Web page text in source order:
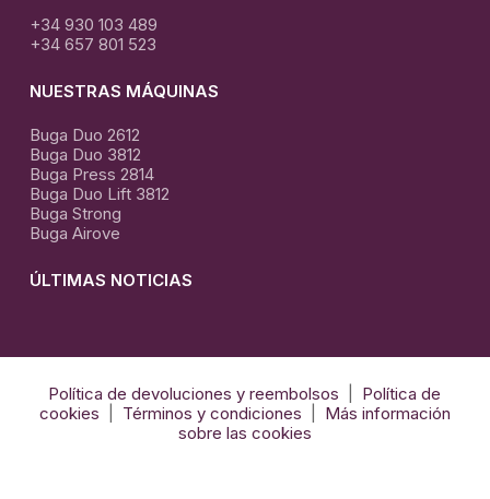
+34 930 103 489
+34 657 801 523
NUESTRAS MÁQUINAS
Buga Duo 2612
Buga Duo 3812
Buga Press 2814
Buga Duo Lift 3812
Buga Strong
Buga Airove
ÚLTIMAS NOTICIAS
Arte
la
termo
Política de devoluciones y reembolsos
Política de
cookies
Términos y condiciones
Más información
sobre las cookies